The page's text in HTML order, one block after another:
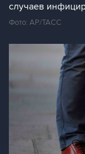
случаев
Фото: АР/ТАСС